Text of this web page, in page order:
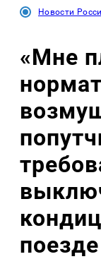
Новости
«Мне
поезде